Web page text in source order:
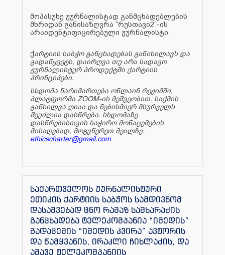
მოპასუხე ჟურნალისტად განმცხადებლების
მხრიდან განისაზღვრა “რუსთავი2”-ის
არაიდენტიფიცირებული ჟურნალისტი.
ქარტიის საბჭო განცხადებას განიხილავს და
გადაწყვეტს, დაირღვა თუ არა სადავო
ჟურნალისტურ პროდუქტში ქარტიის
პრინციპები.
სხდომა წარიმართება ონლაინ რეჟიმში,
პლატფორმა ZOOM-ის მეშვეობით. საქმის
განხილვა ღიაა და ნებისმიერ მსურველს
შეუძლია დასწრება. სხდომაზე
დასწრებისთვის საჭირო მონაცემების
მისაღებად, მოგვწერეთ მეილზე:
ethicscharter@gmail.com
საქართველოს ჟურნალისტური
ეთიკის ქარტიის საბჭოს სამდივნომ
დასაშვებად ცნო რამაზ სამხარაძის
განცხადება ტელეკომპანია “იმედის”
გადაცემის “იმედის კვირა” ავტორის
და წამყვანის, ირაკლი ჩიხლაძის, და
ამავე ტელეკომპანიის